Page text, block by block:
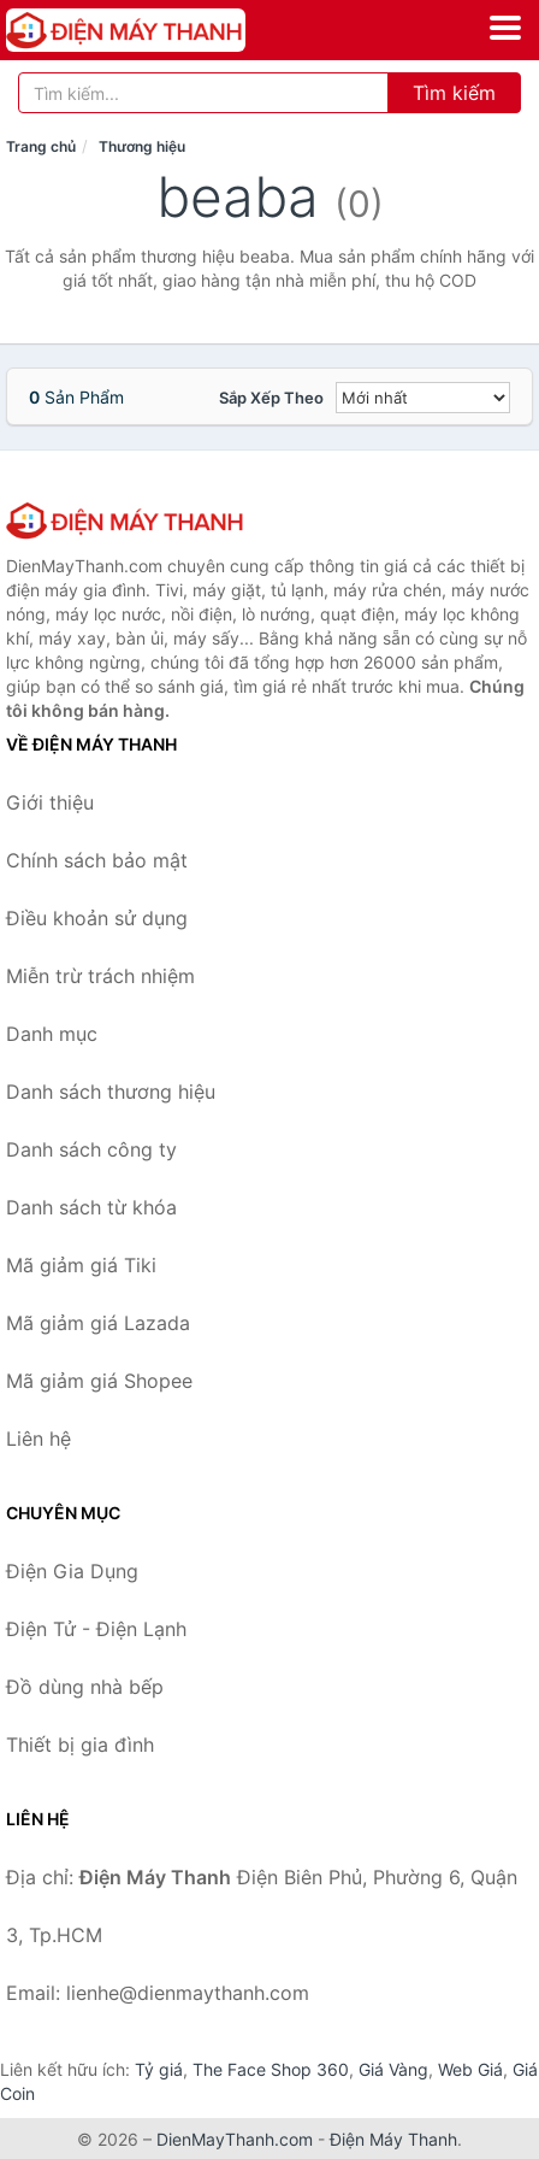
Tìm kiếm
Trang chủ Thương hiệu
beaba (0)
Tất cả sản phẩm thương hiệu beaba. Mua sản phẩm chính hãng với
giá tốt nhất, giao hàng tận nhà miễn phí, thu hộ COD
0 Sản Phẩm Sắp Xếp Theo
DienMayThanh.com chuyên cung cấp thông tin giá cả các thiết bị
điện máy gia đình. Tivi, máy giặt, tủ lạnh, máy rửa chén, máy nước
nóng, máy lọc nước, nồi điện, lò nướng, quạt điện, máy lọc không
khí, máy xay, bàn ủi, máy sấy... Bằng khả năng sẵn có cùng sự nỗ
lực không ngừng, chúng tôi đã tổng hợp hơn 26000 sản phẩm,
giúp bạn có thể so sánh giá, tìm giá rẻ nhất trước khi mua. Chúng
tôi không bán hàng.
VỀ ĐIỆN MÁY THANH
Giới thiệu
Chính sách bảo mật
Điều khoản sử dụng
Miễn trừ trách nhiệm
Danh mục
Danh sách thương hiệu
Danh sách công ty
Danh sách từ khóa
Mã giảm giá Tiki
Mã giảm giá Lazada
Mã giảm giá Shopee
Liên hệ
CHUYÊN MỤC
Điện Gia Dụng
Điện Tử - Điện Lạnh
Đồ dùng nhà bếp
Thiết bị gia đình
LIÊN HỆ
Địa chỉ:Điện Máy Thanh Điện Biên Phủ, Phường 6, Quận
3, Tp.HCM
Email: lienhe@dienmaythanh.com
Liên kết hữu ích: Tỷ giá, The Face Shop 360, Giá Vàng, Web Giá, Giá
Coin
© 2026 – DienMayThanh.com -Điện Máy Thanh.